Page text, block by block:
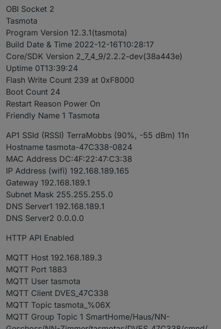
OBI Socket 2
Tasmota
Program Version 12.3.1(tasmota)
Build Date & Time 2022-12-16T10:28:17
Core/SDK Version 2_7_4_9/2.2.2-dev(38a443e)
Uptime 0T13:39:24
Flash Write Count 239 at 0xF8000
Boot Count 24
Restart Reason Power On
Friendly Name 1 Tasmota
AP1 SSId (RSSI) TerraMobbs (90%, -55 dBm) 11n
Hostname tasmota-47C338-0824
MAC Address DC:4F:22:47:C3:38
IP Address (wifi) 192.168.189.165
Gateway 192.168.189.1
Subnet Mask 255.255.255.0
DNS Server1 192.168.189.1
DNS Server2 0.0.0.0
HTTP API Enabled
MQTT Host 192.168.189.3
MQTT Port 1883
MQTT User tasmota
MQTT Client DVES_47C338
MQTT Topic tasmota_%06X
MQTT Group Topic 1 SmartHome/Haus/NN-